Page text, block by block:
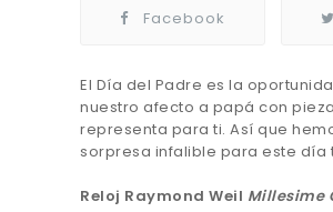
Facebook
El Día del Padre es la
nuestro afecto a papá con
representa para ti. Así que
sorpresa infalible para este día
Reloj Raymond Weil Millesime